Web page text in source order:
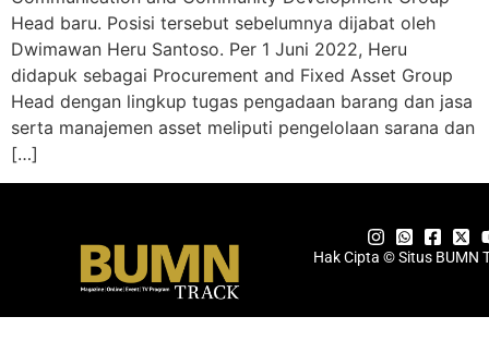
Head baru. Posisi tersebut sebelumnya dijabat oleh
Dwimawan Heru Santoso. Per 1 Juni 2022, Heru
didapuk sebagai Procurement and Fixed Asset Group
Head dengan lingkup tugas pengadaan barang dan jasa
serta manajemen asset meliputi pengelolaan sarana dan
[…]
Hak Cipta © Situs BUMN